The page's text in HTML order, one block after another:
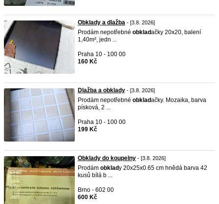
Obklady a dlažba - [3.8. 2026]
Prodám nepotřebné obkladačky 20x20, balení
1,40m², jedn ...
Praha 10 - 100 00
160 Kč
Dlažba a obklady - [3.8. 2026]
Prodám nepotřebné obkladačky. Mozaika, barva
písková, 2 ...
Praha 10 - 100 00
199 Kč
Obklady do koupelny - [3.8. 2026]
Prodám obklady 20x25x0.65 cm hnědá barva 42
kusů bílá b ...
Brno - 602 00
600 Kč